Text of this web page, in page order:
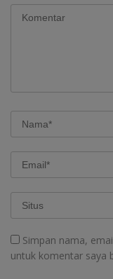
Simpan nama,
untuk komentar saya